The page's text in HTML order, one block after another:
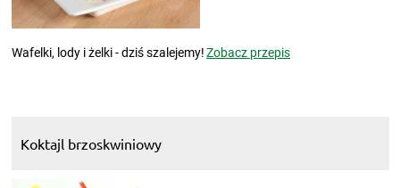
Wafelki, lody i żelki - dziś szalejemy!Zobacz przepis
Koktajl brzoskwiniowy